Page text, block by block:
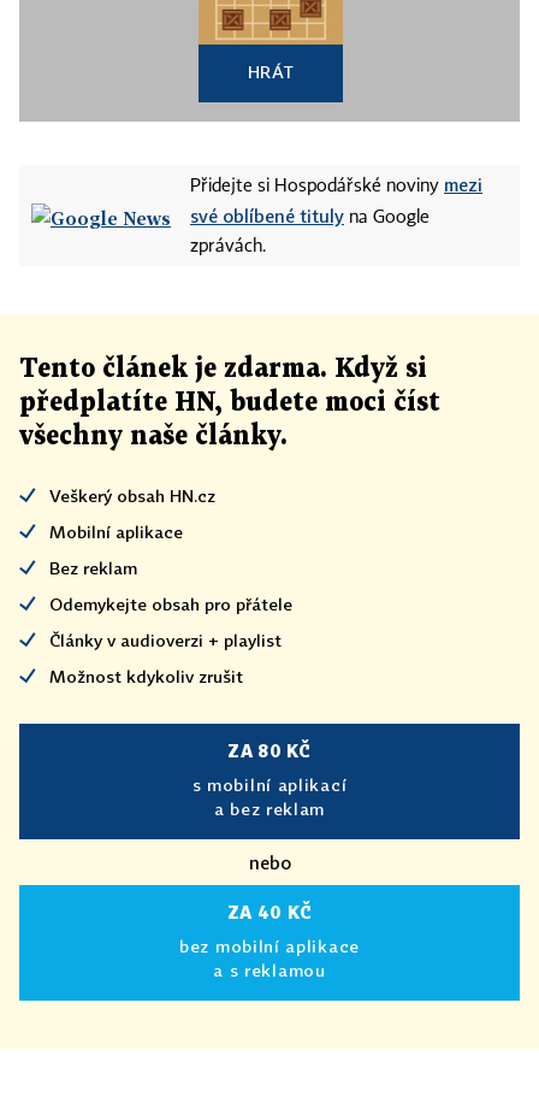
HRÁT
Přidejte si Hospodářské noviny mezi
své oblíbené tituly na Google
zprávách.
Tento článek je zdarma. Když si
předplatíte HN, budete moci číst
všechny naše články.
Veškerý obsah HN.cz
Mobilní aplikace
Bez reklam
Odemykejte obsah pro přátele
Články v audioverzi + playlist
Možnost kdykoliv zrušit
ZA 80 KČ
s mobilní aplikací
a bez reklam
nebo
ZA 40 KČ
bez mobilní aplikace
a s reklamou